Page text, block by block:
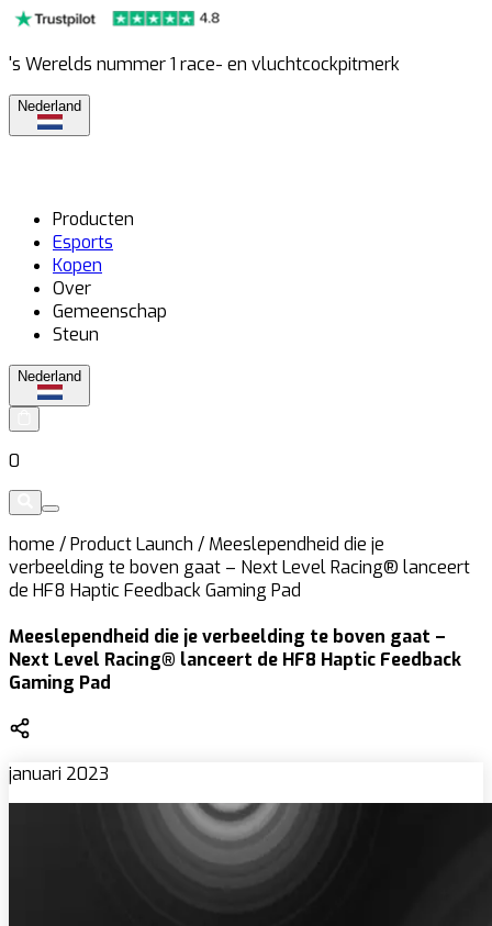
's Werelds nummer 1 race- en vluchtcockpitmerk
Nederland
Producten
Esports
Kopen
Over
Gemeenschap
Steun
Nederland
0
home /Product Launch / Meeslependheid die je
verbeelding te boven gaat – Next Level Racing® lanceert
de HF8 Haptic Feedback Gaming Pad
Meeslependheid die je verbeelding te boven gaat –
Next Level Racing® lanceert de HF8 Haptic Feedback
Gaming Pad
januari 2023